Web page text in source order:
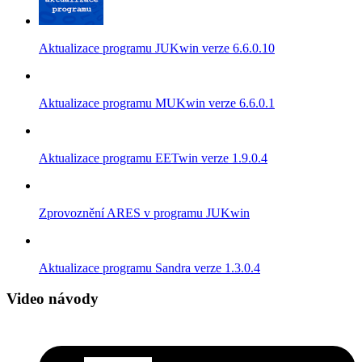
Aktualizace programu JUKwin verze 6.6.0.10
Aktualizace programu MUKwin verze 6.6.0.1
Aktualizace programu EETwin verze 1.9.0.4
Zprovoznění ARES v programu JUKwin
Aktualizace programu Sandra verze 1.3.0.4
Video návody